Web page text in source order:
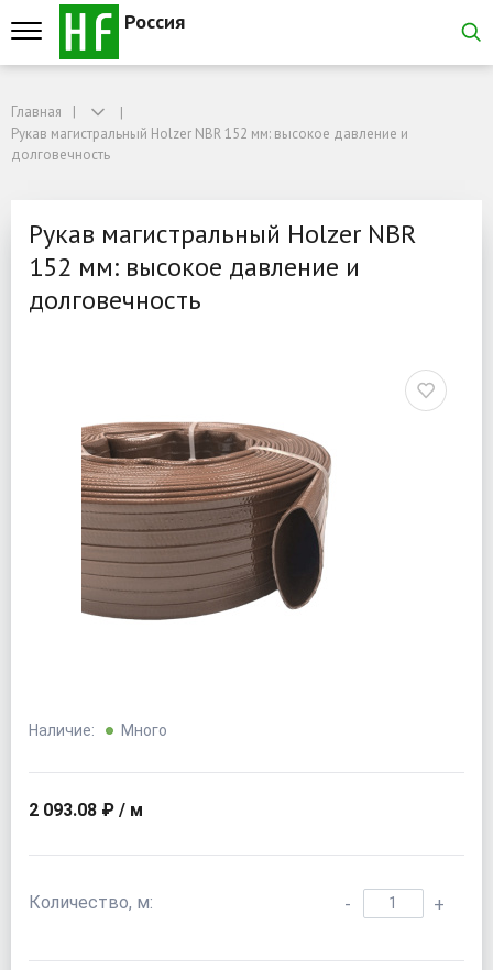
Россия
Рукав магистральный Holzer NBR 152 мм: высокое давление и
Рукав магистральный
Главная
Рукав магистральный Holzer NBR 152 мм: высокое давление и
долговечность
Рукав магистральный Holzer NBR
152 мм: высокое давление и
долговечность
Наличие: Много
2 093.08 ₽ / м
Количество, м: - +